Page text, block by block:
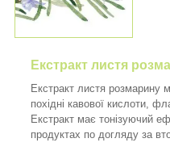
Екстракт листя
Екстракт листя розмарину
похідні кавової кислоти,
Екстракт має тонізуючий
продуктах по догляду за